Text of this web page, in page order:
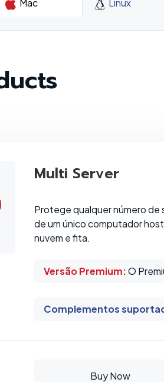
Mac Linux
Multi Server
Protege qualquer número de
de um único computador
nuvem e fita.
Versão Premium:O
Complementos
Buy Now